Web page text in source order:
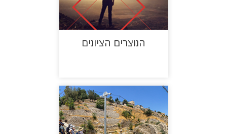
הנוצרים הציונים